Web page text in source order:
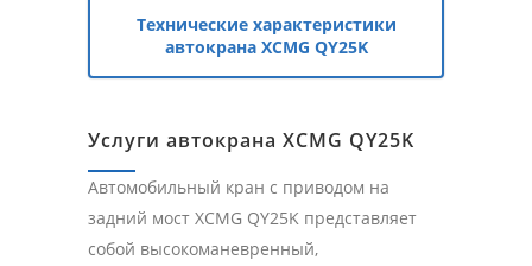
Технические характеристики
автокрана XCMG QY25K
Услуги автокрана XCMG QY25K
Автомобильный кран с приводом на
задний мост XCMG QY25K представляет
собой высокоманевренный,